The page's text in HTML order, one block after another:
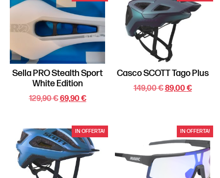
Sella PRO Stealth Sport
White Edition
129,90€69,90€
Casco SCOTT Tago Plus
149,00€89,00€
IN OFFERTA! IN OFFERTA!